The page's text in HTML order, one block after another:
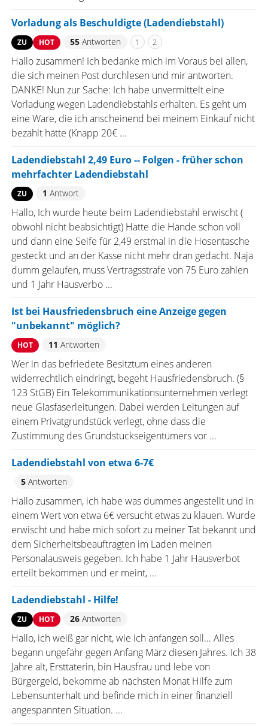
Vorladung als Beschuldigte (Ladendiebstahl)
ZU HOT 55Antworten 1 2
Hallo zusammen! Ich bedanke mich im Voraus bei allen,
die sich meinen Post durchlesen und mir antworten.
DANKE! Nun zur Sache: Ich habe unvermittelt eine
Vorladung wegen Ladendiebstahls erhalten. Es geht um
eine Ware, die ich anscheinend bei meinem Einkauf nicht
bezahlt hätte (Knapp 20€ ...
Ladendiebstahl 2,49 Euro -- Folgen - früher schon
mehrfachter Ladendiebstahl
ZU 1 Antwort
Hallo, Ich wurde heute beim Ladendiebstahl erwischt (
obwohl nicht beabsichtigt) Hatte die Hände schon voll
und dann eine Seife für 2,49 erstmal in die Hosentasche
gesteckt und an der Kasse nicht mehr dran gedacht. Naja
dumm gelaufen, muss Vertragsstrafe von 75 Euro zahlen
und 1 Jahr Hausverbo ...
Ist bei Hausfriedensbruch eine Anzeige gegen
"unbekannt" möglich?
HOT 11 Antworten
Wer in das befriedete Besitztum eines anderen
widerrechtlich eindringt, begeht Hausfriedensbruch. (§
123 StGB) Ein Telekommunikationsunternehmen verlegt
neue Glasfaserleitungen. Dabei werden Leitungen auf
einem Privatgrundstück verlegt, ohne dass die
Zustimmung des Grundstückseigentümers vor ...
Ladendiebstahl von etwa 6-7€
5Antworten
Hallo zusammen, ich habe was dummes angestellt und in
einem Wert von etwa 6€ versucht etwas zu klauen. Wurde
erwischt und habe mich sofort zu meiner Tat bekannt und
dem Sicherheitsbeauftragten im Laden meinen
Personalausweis gegeben. Ich habe 1 Jahr Hausverbot
erteilt bekommen und er meint, ...
Ladendiebstahl - Hilfe!
ZU HOT 26Antworten
Hallo, ich weiß gar nicht, wie ich anfangen soll... Alles
begann ungefähr gegen Anfang März diesen Jahres. Ich 38
Jahre alt, Ersttäterin, bin Hausfrau und lebe von
Bürgergeld, bekomme ab nächsten Monat Hilfe zum
Lebensunterhalt und befinde mich in einer finanziell
angespannten Situation. ...